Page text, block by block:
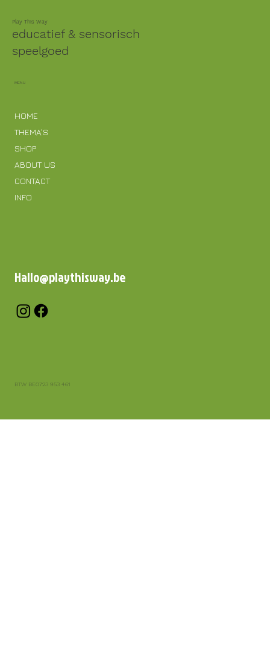
Play This Way
educatief & sensorisch
speelgoed
MENU
HOME
THEMA'S
SHOP
ABOUT US
CONTACT
INFO
Hallo@playthisway.be
BTW BE0723 953 461